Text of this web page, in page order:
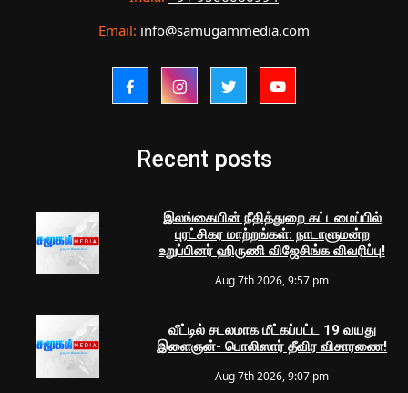
Email: info@samugammedia.com
Recent posts
இலங்கையின் நீதித்துறை கட்டமைப்பில்
புரட்சிகர மாற்றங்கள்: நாடாளுமன்ற
உறுப்பினர் ஹிருணி விஜேசிங்க விவரிப்பு!
Aug 7th 2026, 9:57 pm
வீட்டில் சடலமாக மீட்கப்பட்ட 19 வயது
இளைஞன்- பொலிஸார் தீவிர விசாரணை!
Aug 7th 2026, 9:07 pm